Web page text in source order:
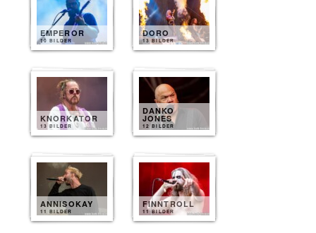
EMPEROR
10 BILDER
DORO
13 BILDER
KNORKATOR
13 BILDER
DANKO
JONES
12 BILDER
ANNISOKAY
11 BILDER
FINNTROLL
11 BILDER